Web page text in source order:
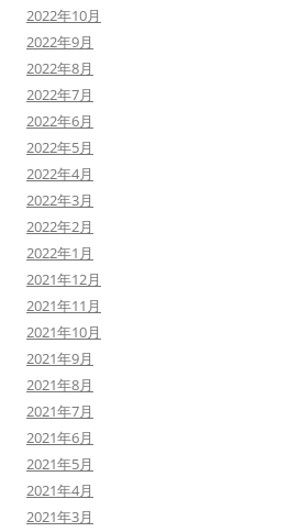
2022年10月
2022年9月
2022年8月
2022年7月
2022年6月
2022年5月
2022年4月
2022年3月
2022年2月
2022年1月
2021年12月
2021年11月
2021年10月
2021年9月
2021年8月
2021年7月
2021年6月
2021年5月
2021年4月
2021年3月